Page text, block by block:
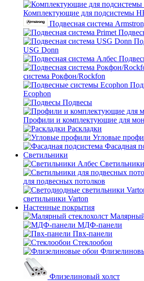
Комплектующие для подсистемы
Подвесная система
USG Donn
система Рокфон/Rockfon
Ecophon
Подвесы
Профили и комплектующие для
Раскладки
Угловые
Фасадная
Светильники
для подвесных потолков
светильники Varton
Настенные покрытия
Малярный
МДФ-панели
Пвх-панели
Стеклообои
Флизелиновый холст